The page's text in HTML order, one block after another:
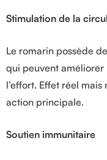
Stimulation de la
Le romarin possède
qui peuvent améliorer
l’effort. Effet réel
action principale.
Soutien immunitaire